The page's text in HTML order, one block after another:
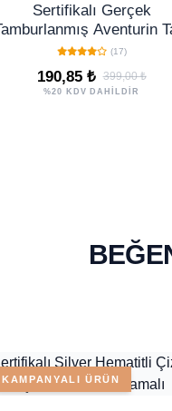
Sertifikalı Gerçek
Aventurin
Kütle (17)
190,85 ₺ 399,00 ₺
%20 KDV DAHİLDİR
KAMPANYALI ÜRÜN